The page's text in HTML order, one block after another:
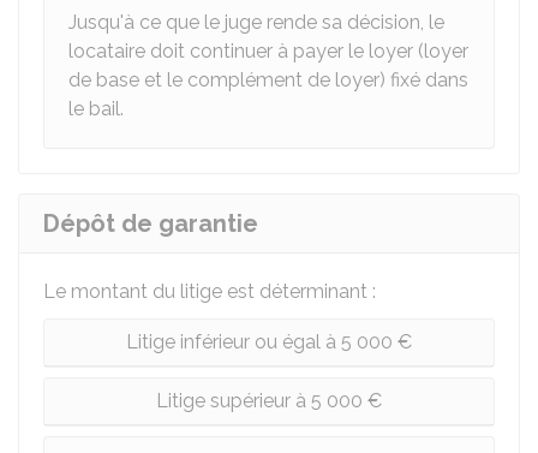
Jusqu'à ce que le juge rende sa décision, le
locataire doit continuer à payer le loyer (loyer
de base et le complément de loyer) fixé dans
le bail.
Dépôt de garantie
Le montant du litige est déterminant :
Litige inférieur ou égal à 5 000 €
Litige supérieur à 5 000 €